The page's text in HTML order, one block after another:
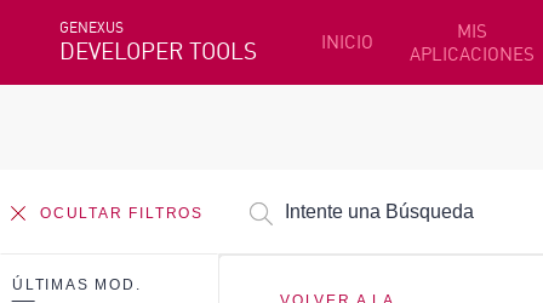
GENEXUS
DEVELOPER TOOLS INICIO
MIS
APLICACIONES